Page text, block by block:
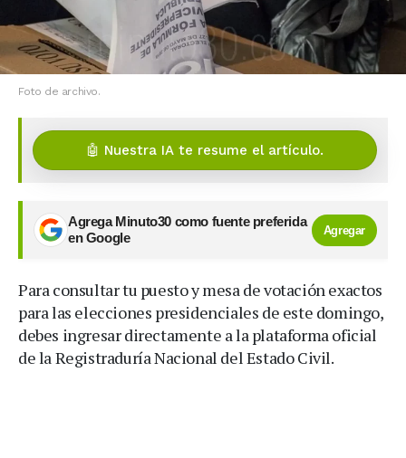
Foto de archivo.
🤖 Nuestra IA te resume el artículo.
Agrega Minuto30 como fuente preferida
en Google
Agregar
Para consultar tu puesto y mesa de votación exactos
para las elecciones presidenciales de este domingo,
debes ingresar directamente a la plataforma oficial
de la Registraduría Nacional del Estado Civil.